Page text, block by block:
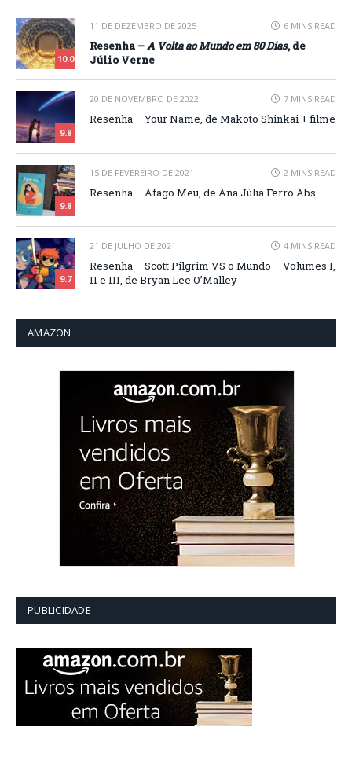
10.0
11 DE DEZEMBRO DE 2025 6 MINS READ
Resenha –A Volta ao Mundo em 80 Dias, de
Júlio Verne
9.8
20 DE NOVEMBRO DE 2022 7 MINS READ
Resenha – Your Name, de Makoto Shinkai + filme
9.8
15 DE FEVEREIRO DE 2021 2 MINS READ
Resenha – Afago Meu, de Ana Júlia Ferro Abs
9.7
21 DE JULHO DE 2021 4 MINS READ
Resenha – Scott Pilgrim VS o Mundo – Volumes I,
II e III, de Bryan Lee O’Malley
AMAZON
PUBLICIDADE